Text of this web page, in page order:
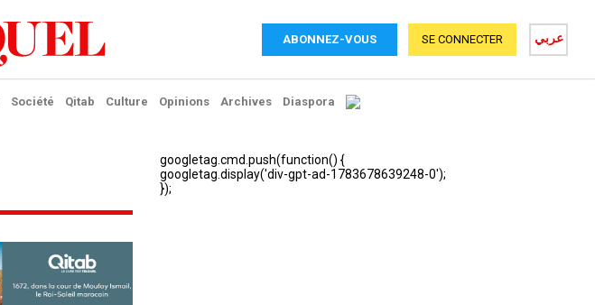
ABONNEZ-VOUS عربي SE CONNECTER
Société Qitab Culture Opinions Archives Diaspora